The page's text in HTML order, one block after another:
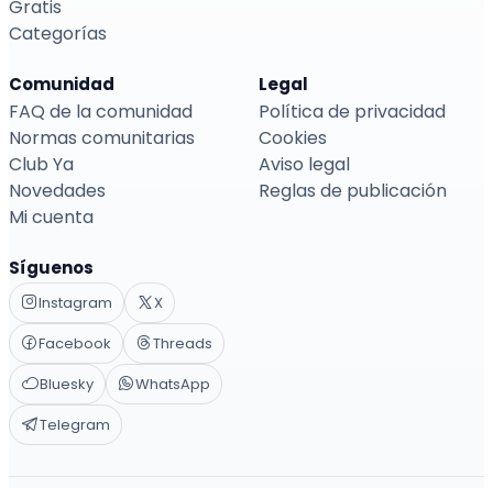
Gratis
Categorías
Comunidad
FAQ de la comunidad
Normas comunitarias
Club Ya
Novedades
Mi cuenta
Legal
Política de privacidad
Cookies
Aviso legal
Reglas de publicación
Síguenos
Instagram
X
Facebook
Threads
Bluesky
WhatsApp
Telegram